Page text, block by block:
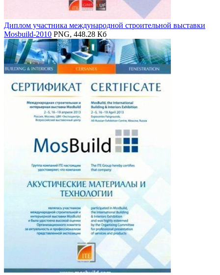
Диплом участника международной строительной выставки
Mosbuild-2010 PNG, 448.28 Кб